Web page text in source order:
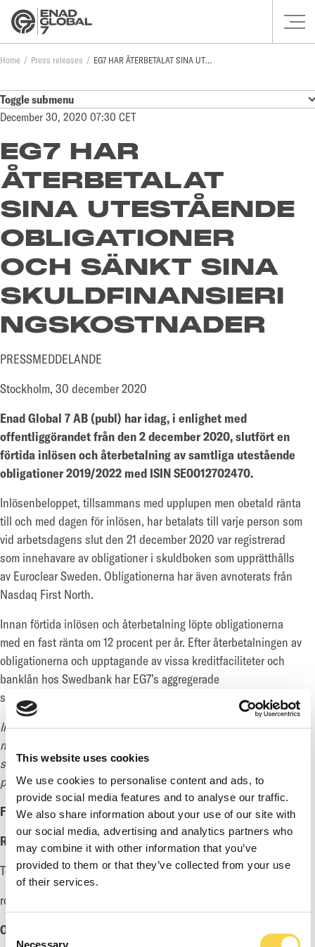
This website uses cookies
We use cookies to personalise content and ads, to
provide social media features and to analyse our traffic.
We also share information about your use of our site with
our social media, advertising and analytics partners who
may combine it with other information that you’ve
provided to them or that they’ve collected from your use
of their services.
Consent
Necessary
Home Press releases EG7 HAR ÅTERBETALAT SINA UTESTÅENDE OBLIGATIONER OCH SÄNKT SINA SKULDFINANSIERINGSKOSTNADER
Toggle submenu
December 30, 2020 07:30 CET
EG7 HAR
ÅTERBETALAT
SINA UTESTÅENDE
OBLIGATIONER
OCH SÄNKT SINA
SKULDFINANSIERI
NGSKOSTNADER
PRESSMEDDELANDE
Stockholm, 30 december 2020
Enad Global 7 AB (publ) har idag, i enlighet med
offentliggörandet från den 2 december 2020, slutfört en
förtida inlösen och återbetalning av samtliga utestående
obligationer 2019/2022 med ISIN SE0012702470.
Inlösenbeloppet, tillsammans med upplupen men obetald ränta
till och med dagen för inlösen, har betalats till varje person som
vid arbetsdagens slut den 21 december 2020 var registrerad
som innehavare av obligationer i skuldboken som upprätthålls
av Euroclear Sweden. Obligationerna har även avnoterats från
Nasdaq First North.
Innan förtida inlösen och återbetalning löpte obligationerna
med en fast ränta om 12 procent per år. Efter återbetalningen av
obligationerna och upptagande av vissa kreditfaciliteter och
banklån hos Swedbank har EG7’s aggregerade
skuldfinansieringskostnader sänkts till cirka 3 procent per år.
Informationen i detta pressmeddelande skickades, genom
nedan kontaktpersons försorg, för publicering vid den tidpunkt
som anges av företagets nyhetsdistributör, Cision, vid
publiceringen av detta pressmeddelande.
FÖR YTTERLIGARE INFORMATION, VÄNLIGEN KONTAKTA:
Robin Flodin, VD
Tel: +46 70 477 06 34
robin@enadglobal7.com
OM EG7